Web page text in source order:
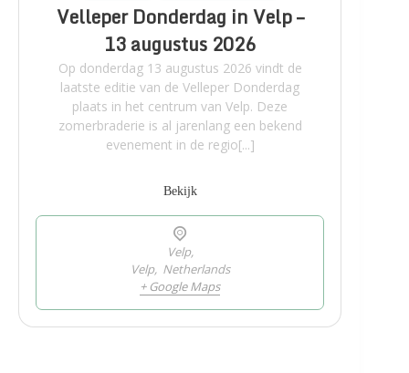
Velleper Donderdag in Velp –
13 augustus 2026
Op donderdag 13 augustus 2026 vindt de
laatste editie van de Velleper Donderdag
plaats in het centrum van Velp. Deze
zomerbraderie is al jarenlang een bekend
evenement in de regio[...]
Bekijk
Velp,
Velp, Netherlands
+ Google Maps